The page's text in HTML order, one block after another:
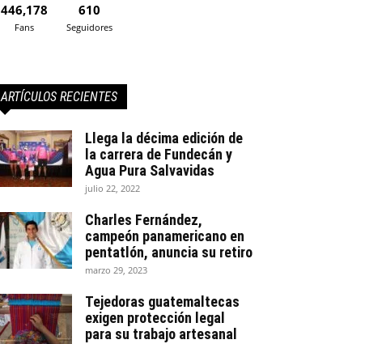
446,178
Fans
610
Seguidores
ARTÍCULOS RECIENTES
Llega la décima edición de
la carrera de Fundecán y
Agua Pura Salvavidas
julio 22, 2022
Charles Fernández,
campeón panamericano en
pentatlón, anuncia su retiro
marzo 29, 2023
Tejedoras guatemaltecas
exigen protección legal
para su trabajo artesanal